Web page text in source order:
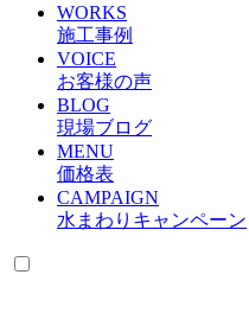
WORKS
施工事例
VOICE
お客様の声
BLOG
現場ブログ
MENU
価格表
CAMPAIGN
水まわりキャンペーン